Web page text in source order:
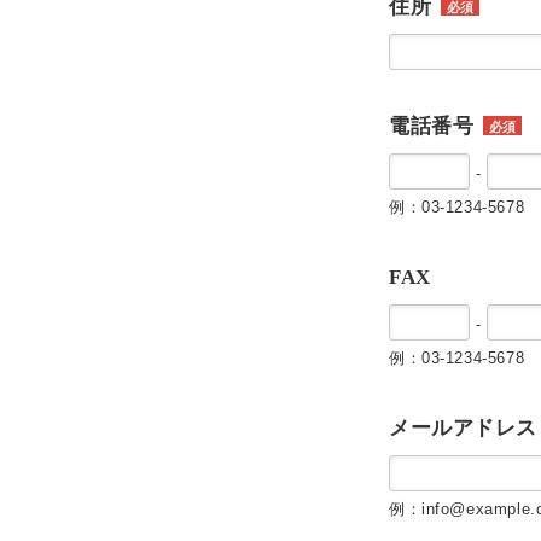
住所 必須
電話番号 必須
-
例：03-1234-5678
FAX
-
例：03-1234-5678
メールアドレス
例：